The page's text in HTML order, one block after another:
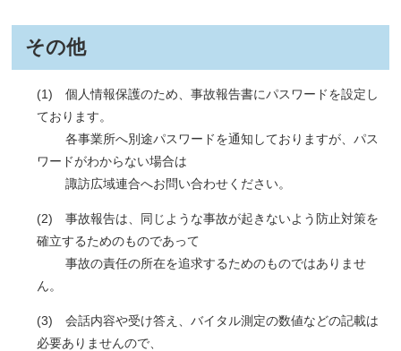
その他
(1) 個人情報保護のため、事故報告書にパスワードを設定し
ております。
各事業所へ別途パスワードを通知しておりますが、パス
ワードがわからない場合は
諏訪広域連合へお問い合わせください。
(2) 事故報告は、同じような事故が起きないよう防止対策を
確立するためのものであって
事故の責任の所在を追求するためのものではありませ
ん。
(3) 会話内容や受け答え、バイタル測定の数値などの記載は
必要ありませんので、